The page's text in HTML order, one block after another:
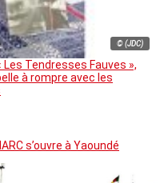
© (JDC)
Les Tendresses Fauves »,
à rompre avec les
s’ouvre à Yaoundé